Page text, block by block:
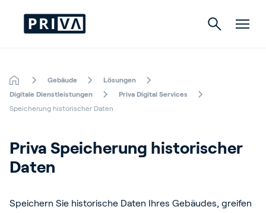
Gartenbau
Indoor Growing
Gebäude
Lösungen
Digitale Dienstleistungen
Priva Digital Services
Speicherung historischer Daten
Priva Speicherung historischer
Daten
Speichern Sie historische Daten Ihres Gebäudes, greifen